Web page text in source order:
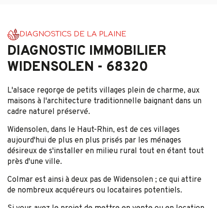
DIAGNOSTICS DE LA PLAINE
DIAGNOSTIC IMMOBILIER
WIDENSOLEN - 68320
L'alsace regorge de petits villages plein de charme, aux
maisons à l'architecture traditionnelle baignant dans un
cadre naturel préservé.
Widensolen, dans le Haut-Rhin, est de ces villages
aujourd'hui de plus en plus prisés par les ménages
désireux de s'installer en milieu rural tout en étant tout
près d'une ville.
Colmar est ainsi à deux pas de Widensolen ; ce qui attire
de nombreux acquéreurs ou locataires potentiels.